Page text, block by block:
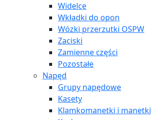
Widelce
Wkładki do opon
Wózki przerzutki OSPW
Zaciski
Zamienne części
Pozostałe
Napęd
Grupy napędowe
Kasety
Klamkomanetki i manetki